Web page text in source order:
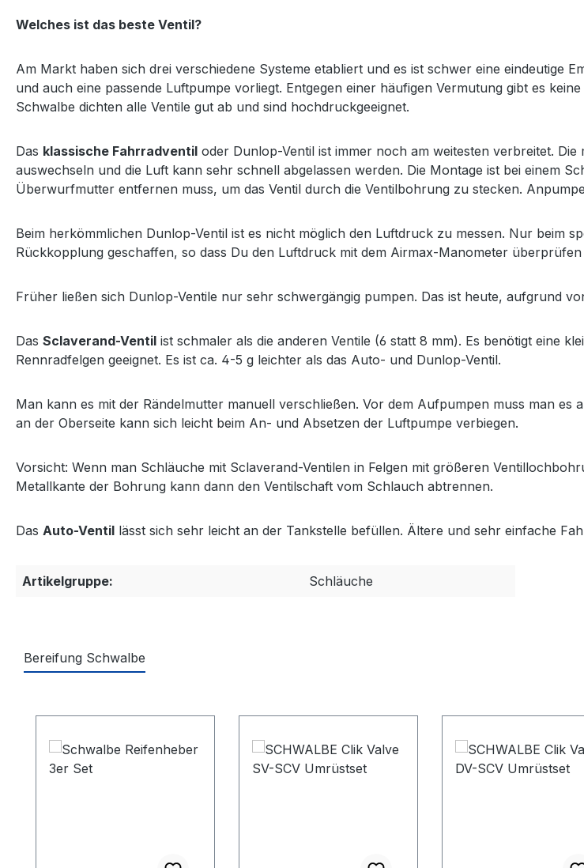
Welches ist das beste Ventil?
Am Markt haben sich drei verschiedene Systeme etabliert und es ist schwer eine eindeutige
und auch eine passende Luftpumpe vorliegt. Entgegen einer häufigen Vermutung gibt es
Schwalbe dichten alle Ventile gut ab und sind hochdruckgeeignet.
Das klassische Fahrradventil oder Dunlop-Ventil ist immer noch am weitesten verbreitet.
auswechseln und die Luft kann sehr schnell abgelassen werden. Die Montage ist bei einem
Überwurfmutter entfernen muss, um das Ventil durch die Ventilbohrung zu stecken.
Beim herkömmlichen Dunlop-Ventil ist es nicht möglich den Luftdruck zu messen. Nur beim
Rückkopplung geschaffen, so dass Du den Luftdruck mit dem Airmax-Manometer überprüfen
Früher ließen sich Dunlop-Ventile nur sehr schwergängig pumpen. Das ist heute, aufgrund
Das Sclaverand-Ventil ist schmaler als die anderen Ventile (6 statt 8 mm). Es benötigt eine
Rennradfelgen geeignet. Es ist ca. 4-5 g leichter als das Auto- und Dunlop-Ventil.
Man kann es mit der Rändelmutter manuell verschließen. Vor dem Aufpumpen muss man
an der Oberseite kann sich leicht beim An- und Absetzen der Luftpumpe verbiegen.
Vorsicht: Wenn man Schläuche mit Sclaverand-Ventilen in Felgen mit größeren
Metallkante der Bohrung kann dann den Ventilschaft vom Schlauch abtrennen.
Das Auto-Ventil lässt sich sehr leicht an der Tankstelle befüllen. Ältere und sehr einfache
Artikelgruppe: Schläuche
Bereifung Schwalbe